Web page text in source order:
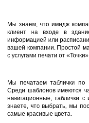
Мы знаем, что имидж
клиент на входе в
информацией или
вашей компании. Простой
с услугами печати от
Мы печатаем таблички
Среди шаблонов имеются
навигационные, таблички
знаете, что выбрать, мы
самые красивые цвета.